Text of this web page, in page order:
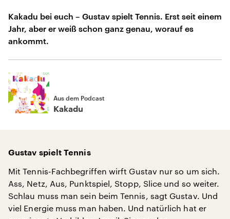
Kakadu bei euch – Gustav spielt Tennis. Erst seit einem
Jahr, aber er weiß schon ganz genau, worauf es
ankommt.
Aus dem Podcast
Kakadu
Gustav spielt Tennis
Mit Tennis-Fachbegriffen wirft Gustav nur so um sich.
Ass, Netz, Aus, Punktspiel, Stopp, Slice und so weiter.
Schlau muss man sein beim Tennis, sagt Gustav. Und
viel Energie muss man haben. Und natürlich hat er